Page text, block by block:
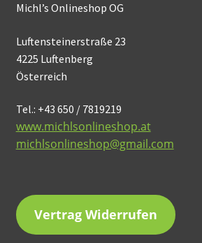
Michl’s Onlineshop OG
Luftensteinerstraße 23
4225 Luftenberg
Österreich
Tel.: +43 650 / 7819219
www.michlsonlineshop.at
michlsonlineshop@gmail.com
Vertrag Widerrufen